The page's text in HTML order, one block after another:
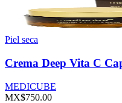
Piel seca
Crema Deep Vita C
MEDICUBE
MX$750.00